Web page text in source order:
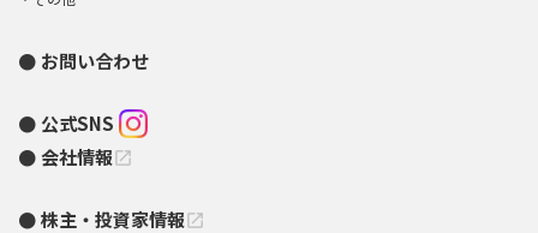
お問い合わせ
公式SNS
会社情報open_in_new
株主・投資家情報open_in_new